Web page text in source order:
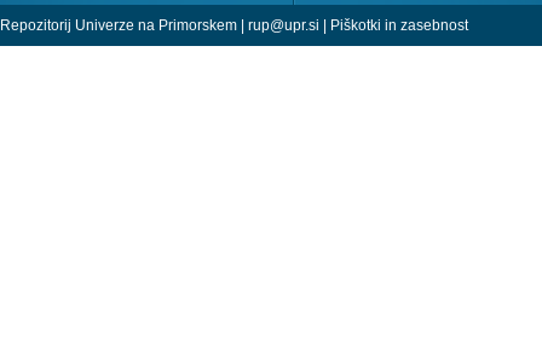
Repozitorij Univerze na Primorskem | rup@upr.si | Piškotki in zasebnost